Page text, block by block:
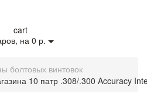
на 0 р.
болтовых винтовок
10 патр .308/.300 Accuracy